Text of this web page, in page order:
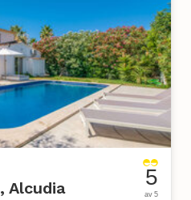
Alcudia 5
av 5